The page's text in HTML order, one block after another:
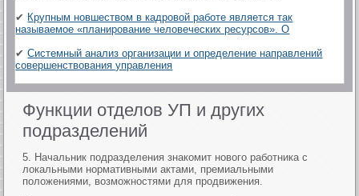
✔ Крупным новшеством в кадровой работе является так
называемое «планирование человеческих ресурсов». О
✔Системный анализ организации и определение направлений
совершенствования управления
Функции отделов УП и других
подразделений
5. Начальник подразделения знакомит нового работника с
локальными нормативными актами, премиальными
положениями, возможностями для продвижения.